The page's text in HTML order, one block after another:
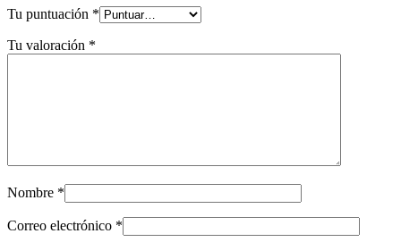
Tu puntuación *
Tu valoración *
Nombre *
Correo electrónico *